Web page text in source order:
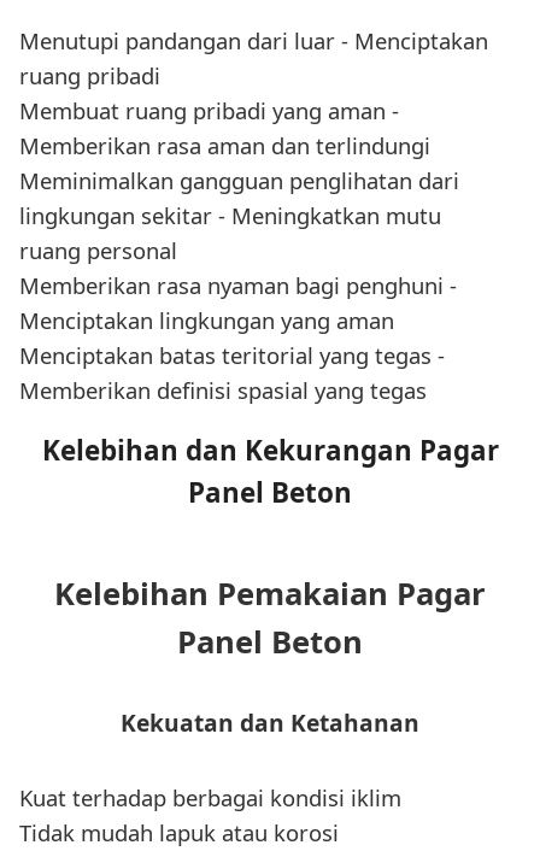
Menutupi pandangan dari luar - Menciptakan
ruang pribadi
Membuat ruang pribadi yang aman -
Memberikan rasa aman dan terlindungi
Meminimalkan gangguan penglihatan dari
lingkungan sekitar - Meningkatkan mutu
ruang personal
Memberikan rasa nyaman bagi penghuni -
Menciptakan lingkungan yang aman
Menciptakan batas teritorial yang tegas -
Memberikan definisi spasial yang tegas
Kelebihan dan Kekurangan Pagar
Panel Beton
Kelebihan Pemakaian Pagar
Panel Beton
Kekuatan dan Ketahanan
Kuat terhadap berbagai kondisi iklim
Tidak mudah lapuk atau korosi